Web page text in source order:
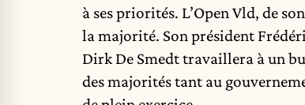
à ses priorités. L’Open Vld, de
la majorité. Son président
Dirk De Smedt travaillera à un
des majorités tant au